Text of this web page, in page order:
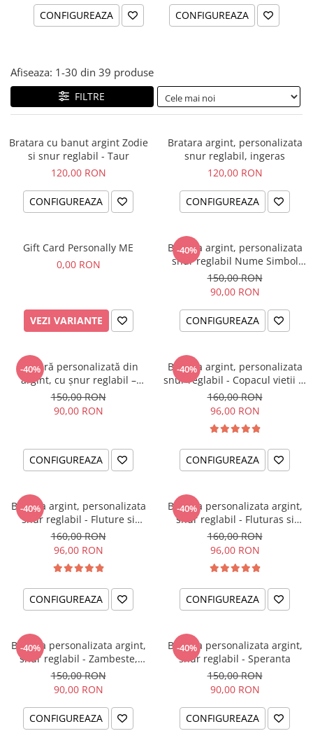
CONFIGUREAZA CONFIGUREAZA
Afiseaza: 1-30 din 39 produse
FILTRE
Bratara cu banut argint Zodie
si snur reglabil - Taur
120,00 RON
CONFIGUREAZA
Bratara argint, personalizata
snur reglabil, ingeras
120,00 RON
CONFIGUREAZA
Gift Card Personally ME
0,00 RON
VEZI VARIANTE
-40%
Bratara argint, personalizata
snur reglabil Nume Simbol
bebelus
150,00 RON
90,00 RON
CONFIGUREAZA
-40%
Brățară personalizată din
argint, cu șnur reglabil –
simbol Soare
150,00 RON
90,00 RON
CONFIGUREAZA
-40%
Bratara argint, personalizata
snur reglabil - Copacul vietii si
Cristal
160,00 RON
96,00 RON
CONFIGUREAZA
-40%
Bratara argint, personalizata
snur reglabil - Fluture si
Cristal
160,00 RON
96,00 RON
CONFIGUREAZA
-40%
Bratara personalizata argint,
snur reglabil - Fluturas si
Cristal
160,00 RON
96,00 RON
CONFIGUREAZA
-40%
Bratara personalizata argint,
snur reglabil - Zambeste,
iubeste, traieste
150,00 RON
90,00 RON
CONFIGUREAZA
-40%
Bratara personalizata argint,
snur reglabil - Speranta
150,00 RON
90,00 RON
CONFIGUREAZA